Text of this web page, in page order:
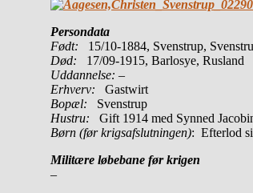
Persondata
Født: 15/10-1884, Svenstrup,
Død: 17/09-1915, Barlosye, Rusland
Uddannelse: –
Erhverv: Gastwirt
Bopæl: Svenstrup
Hustru: Gift 1914 med Synned
Børn (før krigsafslutningen): Efterlod
Militære løbebane før krigen
–